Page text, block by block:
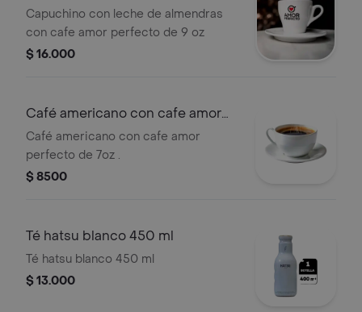
almendras
Capuchino con leche de almendras
con cafe amor perfecto de 9 oz
$ 16.000
Café americano con cafe amor
perfecto
Café americano con cafe amor
perfecto de 7oz .
$ 8500
Té hatsu blanco 450 ml
Té hatsu blanco 450 ml
$ 13.000